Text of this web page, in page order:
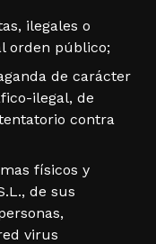
ilegales o
orden público;
de carácter
ilegal, de
contra
físicos y
de sus
virus